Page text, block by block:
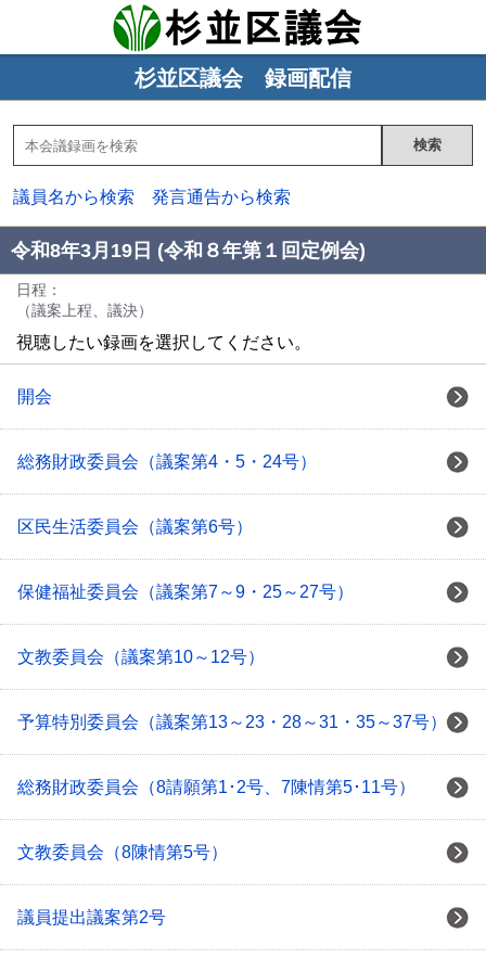
杉並区議会 録画配信
議員名から検索 発言通告から検索
令和8年3月19日 (令和８年第１回定例会)
日程：
（議案上程、議決）
視聴したい録画を選択してください。
開会
総務財政委員会（議案第4・5・24号）
区民生活委員会（議案第6号）
保健福祉委員会（議案第7～9・25～27号）
文教委員会（議案第10～12号）
予算特別委員会（議案第13～23・28～31・35～37号）
総務財政委員会（8請願第1･2号、7陳情第5･11号）
文教委員会（8陳情第5号）
議員提出議案第2号